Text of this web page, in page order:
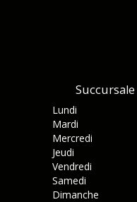
Lundi
Mardi
Mercredi
Jeudi
Vendredi
Samedi
Dimanche